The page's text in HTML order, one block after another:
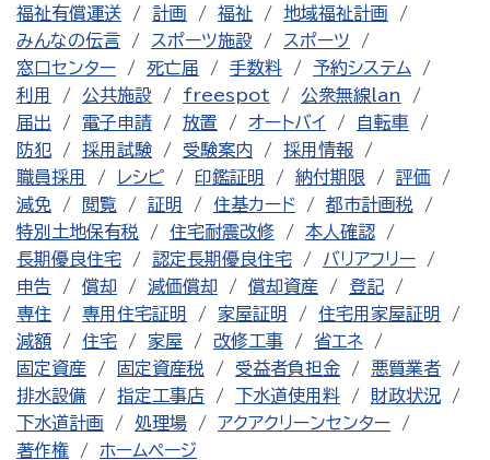
福祉有償運送
計画 福祉
地域福祉計画
みんなの伝言
スポーツ施設
スポーツ
窓口センター
死亡届 手数料
予約システム
利用
公共施設 freespot
公衆無線lan
届出
電子申請 放置 オートバイ
自転車
防犯
採用試験 受験案内
採用情報
職員採用
レシピ 印鑑証明 納付期限
評価
減免
閲覧 証明 住基カード
都市計画税
特別土地保有税
住宅耐震改修
本人確認
長期優良住宅
認定長期優良住宅
バリアフリー
申告
償却 減価償却 償却資産
登記
専住
専用住宅証明 家屋証明
住宅用家屋証明
減額
住宅 家屋 改修工事
省エネ
固定資産
固定資産税 受益者負担金
悪質業者
排水設備
指定工事店 下水道使用料
財政状況
下水道計画
処理場
アクアクリーンセンター
著作権
ホームページ